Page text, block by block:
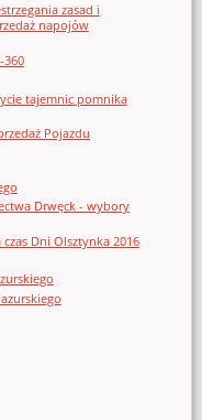
zasad i
napojów
360
tajemnic pomnika
Pojazdu
Drwęck - wybory
Dni Olsztynka 2016